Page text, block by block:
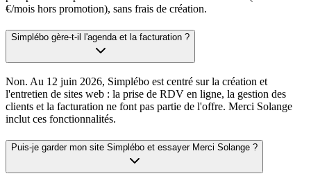
€/mois hors promotion), sans frais de création.
Simplébo gère-t-il l'agenda et la facturation ?
Non. Au 12 juin 2026, Simplébo est centré sur la création et
l'entretien de sites web : la prise de RDV en ligne, la gestion des
clients et la facturation ne font pas partie de l'offre. Merci Solange
inclut ces fonctionnalités.
Puis-je garder mon site Simplébo et essayer Merci Solange ?